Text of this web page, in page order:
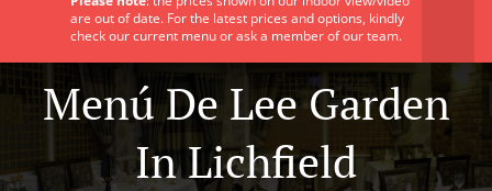
are out of date. For the latest prices and options, kindly
check our current menu or ask a member of our team.
Menú De Lee Garden
In Lichfield